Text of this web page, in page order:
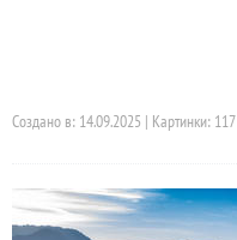
Создано в: 14.09.2025 | Картинки: 117